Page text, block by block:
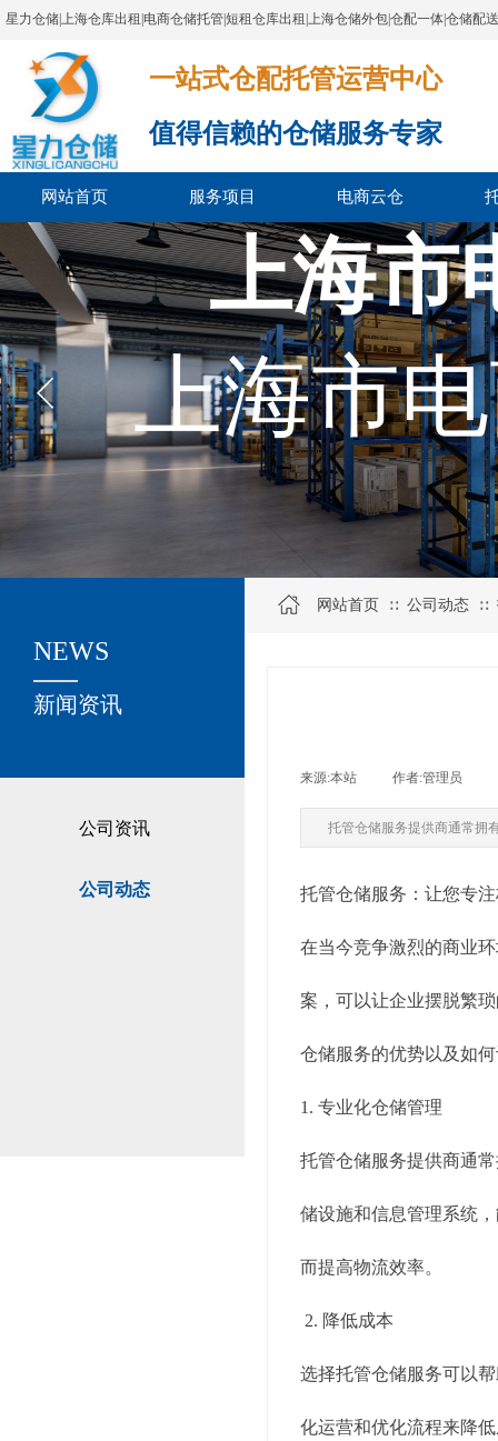
星力仓储|上海仓库出租|电商仓储托管|短租仓库出租|上海仓储外包|仓配一体|仓储配
一站式仓配托管运营中心​​​​​​​​​​​​​​​​​
值得信赖的仓储服务专家
网站首页 服务项目 电商云仓
上海市
上海市
公司资讯
公司动态
关于我们
新闻资讯
NEWS
网站首页 ∷ 公司动态 ∷
来源:本站 作者:管理员
托管仓储服务提供商通常拥
托管仓储服务：让您专
在当今竞争激烈的商业
案，可以让企业摆脱繁
仓储服务的优势以及如
1. 专业化仓储管理
托管仓储服务提供商通
储设施和信息管理系统
而提高物流效率。
2. 降低成本
选择托管仓储服务可以
化运营和优化流程来降